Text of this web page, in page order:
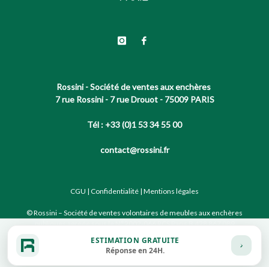
Rossini - Société de ventes aux enchères
7 rue Rossini - 7 rue Drouot - 75009 PARIS
Tél : +33 (0)1 53 34 55 00
contact@rossini.fr
CGU | Confidentialité | Mentions légales
© Rossini – Société de ventes volontaires de meubles aux enchères
Site conçu par notre partenaire
ESTIMATION GRATUITE
Réponse en 24H.